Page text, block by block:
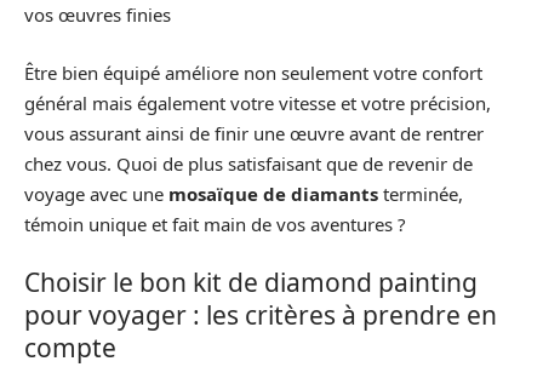
vos œuvres finies
Être bien équipé améliore non seulement votre confort
général mais également votre vitesse et votre précision,
vous assurant ainsi de finir une œuvre avant de rentrer
chez vous. Quoi de plus satisfaisant que de revenir de
voyage avec une mosaïque de diamants terminée,
témoin unique et fait main de vos aventures ?
Choisir le bon kit de diamond painting
pour voyager : les critères à prendre en
compte